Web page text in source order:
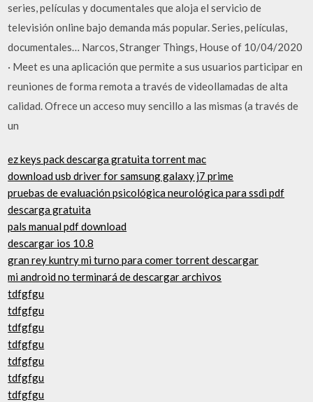
series, películas y documentales que aloja el servicio de
televisión online bajo demanda más popular. Series, películas,
documentales… Narcos, Stranger Things, House of 10/04/2020
· Meet es una aplicación que permite a sus usuarios participar en
reuniones de forma remota a través de videollamadas de alta
calidad. Ofrece un acceso muy sencillo a las mismas (a través de
un
ez keys pack descarga gratuita torrent mac
download usb driver for samsung galaxy j7 prime
pruebas de evaluación psicológica neurológica para ssdi pdf
descarga gratuita
pals manual pdf download
descargar ios 10.8
gran rey kuntry mi turno para comer torrent descargar
mi android no terminará de descargar archivos
tdfgfgu
tdfgfgu
tdfgfgu
tdfgfgu
tdfgfgu
tdfgfgu
tdfgfgu